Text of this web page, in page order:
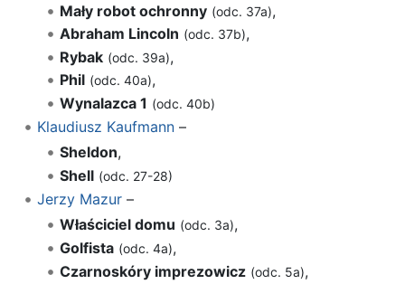
Mały robot ochronny (odc. 37a),
Abraham Lincoln (odc. 37b),
Rybak (odc. 39a),
Phil (odc. 40a),
Wynalazca 1 (odc. 40b)
Klaudiusz Kaufmann–
Sheldon,
Shell (odc. 27-28)
Jerzy Mazur–
Właściciel domu (odc. 3a),
Golfista (odc. 4a),
Czarnoskóry imprezowicz (odc. 5a),